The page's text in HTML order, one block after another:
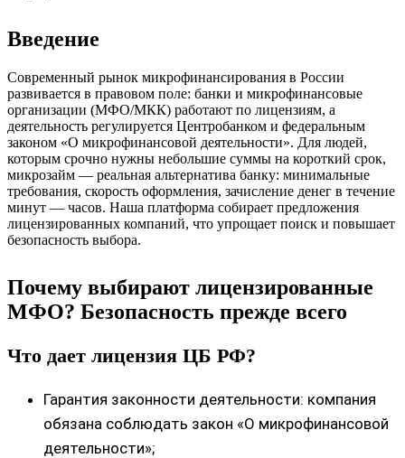
Введение
Современный рынок микрофинансирования в России
развивается в правовом поле: банки и микрофинансовые
организации (МФО/МКК) работают по лицензиям, а
деятельность регулируется Центробанком и федеральным
законом «О микрофинансовой деятельности». Для людей,
которым срочно нужны небольшие суммы на короткий срок,
микрозайм — реальная альтернатива банку: минимальные
требования, скорость оформления, зачисление денег в течение
минут — часов. Наша платформа собирает предложения
лицензированных компаний, что упрощает поиск и повышает
безопасность выбора.
Почему выбирают лицензированные
МФО? Безопасность прежде всего
Что дает лицензия ЦБ РФ?
Гарантия законности деятельности: компания
обязана соблюдать закон «О микрофинансовой
деятельности»;